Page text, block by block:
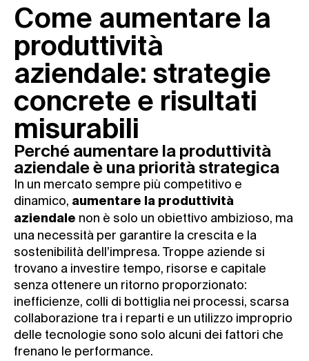
Come aumentare la
produttività
aziendale: strategie
concrete e risultati
misurabili
Perché aumentare la produttività
aziendale è una priorità strategica
In un mercato sempre più competitivo e
dinamico, aumentare la produttività
aziendale non è solo un obiettivo ambizioso, ma
una necessità per garantire la crescita e la
sostenibilità dell’impresa. Troppe aziende si
trovano a investire tempo, risorse e capitale
senza ottenere un ritorno proporzionato:
inefficienze, colli di bottiglia nei processi, scarsa
collaborazione tra i reparti e un utilizzo improprio
delle tecnologie sono solo alcuni dei fattori che
frenano le performance.